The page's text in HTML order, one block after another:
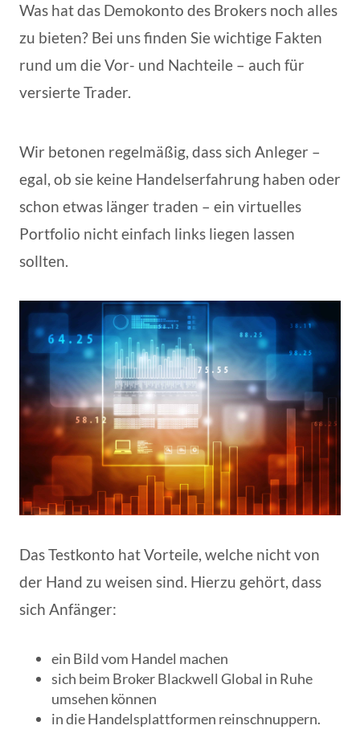
Was hat das Demokonto des Brokers noch alles
zu bieten? Bei uns finden Sie wichtige Fakten
rund um die Vor- und Nachteile – auch für
versierte Trader.
Wir betonen regelmäßig, dass sich Anleger –
egal, ob sie keine Handelserfahrung haben oder
schon etwas länger traden – ein virtuelles
Portfolio nicht einfach links liegen lassen
sollten.
Das Testkonto hat Vorteile, welche nicht von
der Hand zu weisen sind. Hierzu gehört, dass
sich Anfänger:
ein Bild vom Handel machen
sich beim Broker Blackwell Global in Ruhe
umsehen können
in die Handelsplattformen reinschnuppern.